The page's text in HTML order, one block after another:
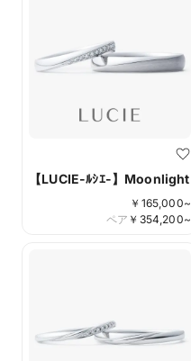
【LUCIE-ﾙｼｴ-】Moonlight
￥ 165,000~
￥ 354,200~
ペア